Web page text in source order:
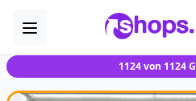
1124 von 1124